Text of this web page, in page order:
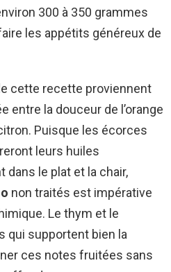
300 à 350 grammes
les appétits généreux de
cette recette proviennent
entre la douceur de l’orange
Puisque les écorces
leurs huiles
le plat et la chair,
non traités est impérative
Le thym et le
qui supportent bien la
ces notes fruitées sans